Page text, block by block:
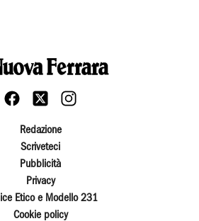
Redazione
Scriveteci
Pubblicità
Privacy
Etico e Modello 231
Cookie policy